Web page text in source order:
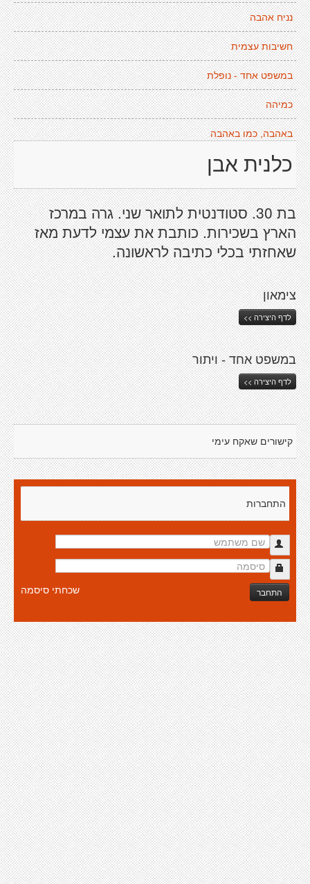
נניח אהבה
חשיבות עצמית
במשפט אחד - נופלת
כמיהה
באהבה, כמו באהבה
כלנית אבן
בת 30. סטודנטית לתואר שני. גרה במרכז
הארץ בשכירות. כותבת את עצמי לדעת מאז
שאחזתי בכלי כתיבה לראשונה.
צימאון
לדף היצירה >>
במשפט אחד - ויתור
לדף היצירה >>
קישורים שאקח עימי
התחברות
התחבר שכחתי סיסמה